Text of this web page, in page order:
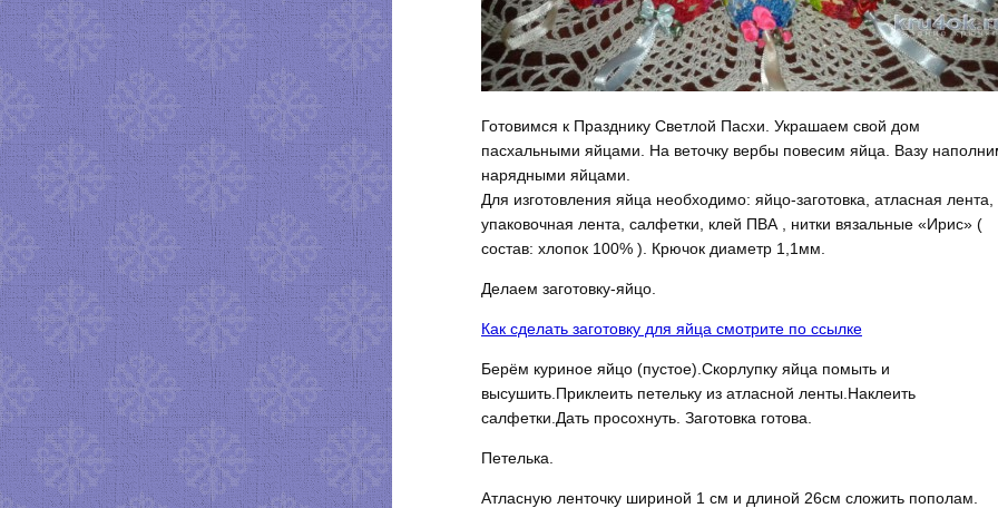
Готовимся к Празднику Светлой Пасхи. Украшаем свой дом
пасхальными яйцами. На веточку вербы повесим яйца. Вазу
нарядными яйцами.
Для изготовления яйца необходимо: яйцо-заготовка, атласная лента,
упаковочная лента, салфетки, клей ПВА , нитки вязальные «Ирис» (
состав: хлопок 100% ). Крючок диаметр 1,1мм.
Делаем заготовку-яйцо.
Как сделать заготовку для яйца смотрите по ссылке
Берём куриное яйцо (пустое).Скорлупку яйца помыть и
высушить.Приклеить петельку из атласной ленты.Наклеить
салфетки.Дать просохнуть. Заготовка готова.
Петелька.
Атласную ленточку шириной 1 см и длиной 26см сложить пополам.